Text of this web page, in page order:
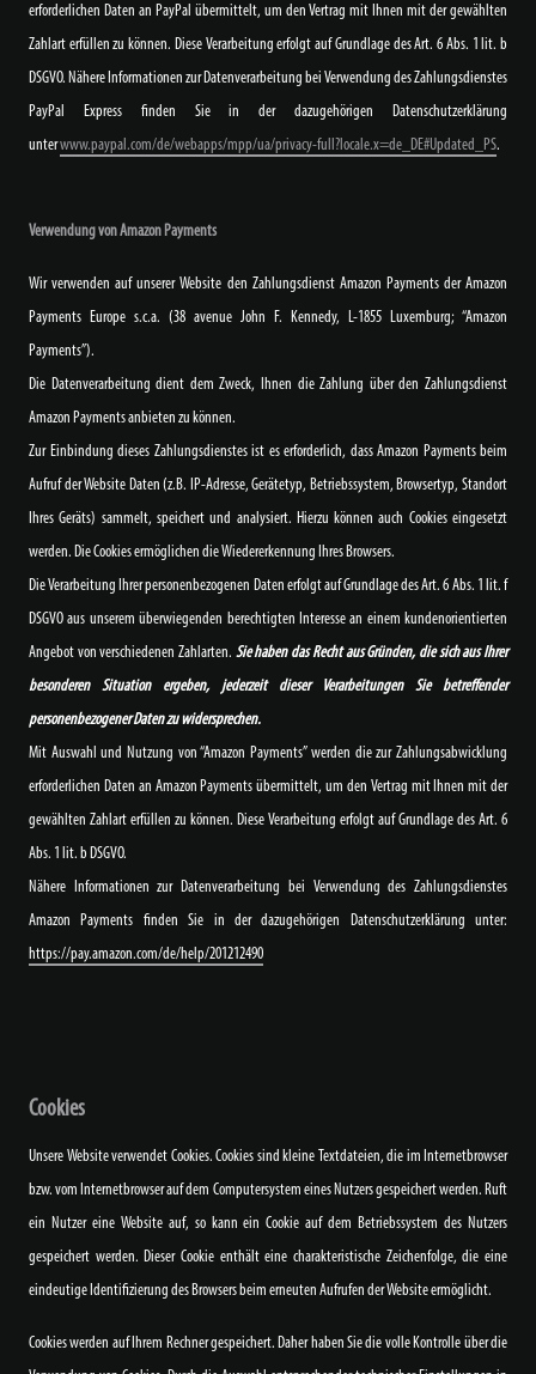
erforderlichen Daten an PayPal übermittelt, um den Vertrag mit Ihnen mit der gewählten
Zahlart erfüllen zu können. Diese Verarbeitung erfolgt auf Grundlage des Art. 6 Abs. 1 lit. b
DSGVO. Nähere Informationen zur Datenverarbeitung bei Verwendung des Zahlungsdienstes
PayPal Express finden Sie in der dazugehörigen Datenschutzerklärung
unterwww.paypal.com/de/webapps/mpp/ua/privacy-full?locale.x=de_DE#Updated_PS.
Verwendung von Amazon Payments
Wir verwenden auf unserer Website den Zahlungsdienst Amazon Payments der Amazon
Payments Europe s.c.a. (38 avenue John F. Kennedy, L-1855 Luxemburg; “Amazon
Payments”).
Die Datenverarbeitung dient dem Zweck, Ihnen die Zahlung über den Zahlungsdienst
Amazon Payments anbieten zu können.
Zur Einbindung dieses Zahlungsdienstes ist es erforderlich, dass Amazon Payments beim
Aufruf der Website Daten (z.B. IP-Adresse, Gerätetyp, Betriebssystem, Browsertyp, Standort
Ihres Geräts) sammelt, speichert und analysiert. Hierzu können auch Cookies eingesetzt
werden. Die Cookies ermöglichen die Wiedererkennung Ihres Browsers.
Die Verarbeitung Ihrer personenbezogenen Daten erfolgt auf Grundlage des Art. 6 Abs. 1 lit. f
DSGVO aus unserem überwiegenden berechtigten Interesse an einem kundenorientierten
Angebot von verschiedenen Zahlarten. Sie haben das Recht aus Gründen, die sich aus Ihrer
besonderen Situation ergeben, jederzeit dieser Verarbeitungen Sie betreffender
personenbezogener Daten zu widersprechen.
Mit Auswahl und Nutzung von “Amazon Payments” werden die zur Zahlungsabwicklung
erforderlichen Daten an Amazon Payments übermittelt, um den Vertrag mit Ihnen mit der
gewählten Zahlart erfüllen zu können. Diese Verarbeitung erfolgt auf Grundlage des Art. 6
Abs. 1 lit. b DSGVO.
Nähere Informationen zur Datenverarbeitung bei Verwendung des Zahlungsdienstes
Amazon Payments finden Sie in der dazugehörigen Datenschutzerklärung unter:
https://pay.amazon.com/de/help/201212490
Cookies
Unsere Website verwendet Cookies. Cookies sind kleine Textdateien, die im Internetbrowser
bzw. vom Internetbrowser auf dem Computersystem eines Nutzers gespeichert werden. Ruft
ein Nutzer eine Website auf, so kann ein Cookie auf dem Betriebssystem des Nutzers
gespeichert werden. Dieser Cookie enthält eine charakteristische Zeichenfolge, die eine
eindeutige Identifizierung des Browsers beim erneuten Aufrufen der Website ermöglicht.
Cookies werden auf Ihrem Rechner gespeichert. Daher haben Sie die volle Kontrolle über die